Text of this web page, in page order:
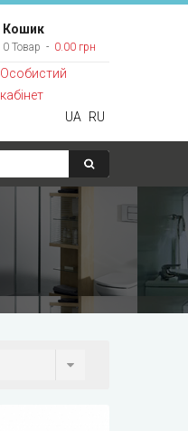
Кошик
0 Товар 0.00 грн
Особистий
кабінет
UA
RU